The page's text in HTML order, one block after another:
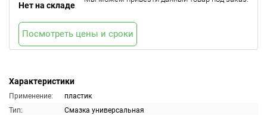
Характеристики
Применение:
пластик
Тип:
Смазка универсальная
Нет на складе
Посмотреть цены и сроки